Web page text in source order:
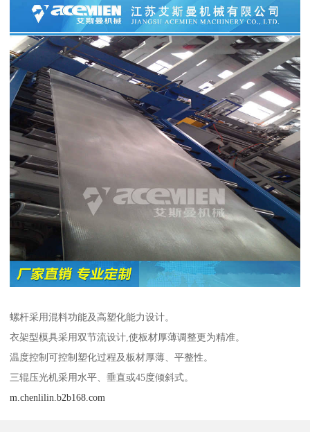
螺杆采用混料功能及高塑化能力设计。
衣架型模具采用双节流设计,使板材厚薄调整更为精准。
温度控制可控制塑化过程及板材厚薄、平整性。
三辊压光机采用水平、垂直或45度倾斜式。
m.chenlilin.b2b168.com